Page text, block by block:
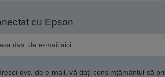
cu Epson
dvs. de e-mail, vă dați consimțământul să